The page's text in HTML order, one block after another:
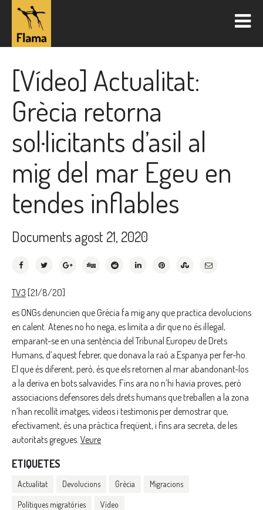
[Vídeo] Actualitat:
Grècia retorna
sol·licitants d’asil al
mig del mar Egeu en
tendes inflables
Documentsagost 21, 2020
TV3 [21/8/20]
es ONGs denuncien que Grècia fa mig any que practica devolucions
en calent. Atenes no ho nega, es limita a dir que no és il·legal,
emparant-se en una sentència del Tribunal Europeu de Drets
Humans, d’aquest febrer, que donava la raó a Espanya per fer-ho.
El que és diferent, però, és que els retornen al mar abandonant-los
a la deriva en bots salvavides. Fins ara no n’hi havia proves, però
associacions defensores dels drets humans que treballen a la zona
n’han recollit imatges, vídeos i testimonis per demostrar que,
efectivament, és una pràctica freqüent, i fins ara secreta, de les
autoritats gregues. Veure
ETIQUETES
Actualitat Devolucions Grècia Migracions
Polítiques migratòries Vídeo